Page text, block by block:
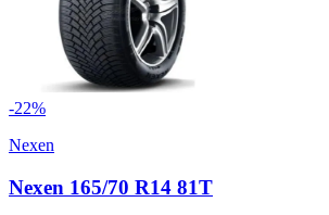
-22%
Nexen
Nexen 165/70 R14 81T